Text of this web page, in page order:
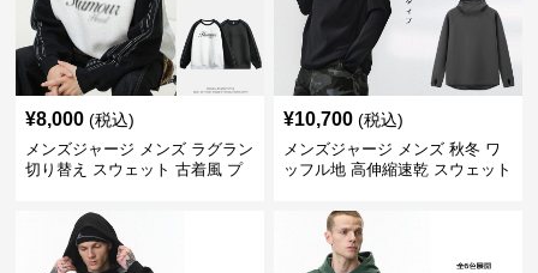
¥8,000 (税込)
メンズジャージ メンズ ラグラン
切り替え スウェット 古着風 プ
¥10,700 (税込)
メンズジャージ メンズ 秋冬 ワ
ッフル地 高伸縮速乾 スウェット